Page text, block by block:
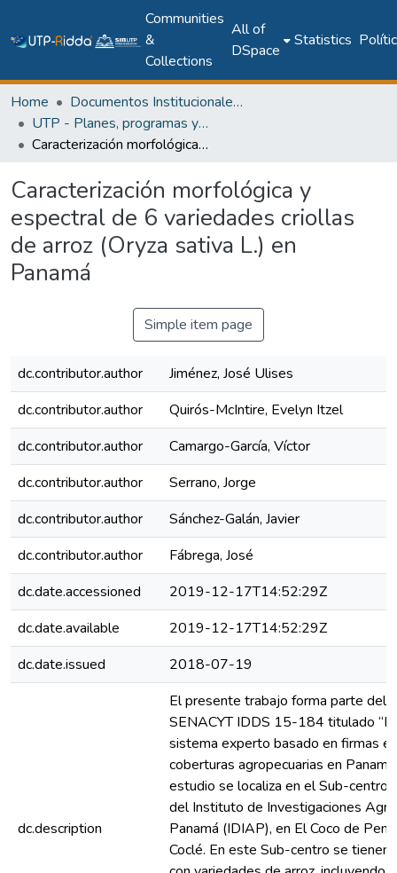
Communities
&
Collections
All of
DSpace
Statistics
Home
Documentos Institucionales y Memoria Universitaria
UTP - Planes, programas y documentos oficiales
Caracterización morfológica y espectral de 6 variedades criollas de arroz (Oryza sativa L.) en Panamá
Caracterización morfológica y
espectral de 6 variedades criollas
de arroz (Oryza sativa L.) en
Panamá
Simple item page
dc.contributor.author
Jiménez, José Ulises
dc.contributor.author
Quirós-McIntire, Evelyn Itzel
dc.contributor.author
Camargo-García, Víctor
dc.contributor.author
Serrano, Jorge
dc.contributor.author
Sánchez-Galán, Javier
dc.contributor.author
Fábrega, José
dc.date.accessioned
2019-12-17T14:52:29Z
dc.date.available
2019-12-17T14:52:29Z
dc.date.issued
2018-07-19
dc.description
El presente trabajo forma parte del
SENACYT IDDS 15-184 titulado
sistema experto basado en firmas
coberturas agropecuarias en
estudio se localiza en el Sub-centro
del Instituto de Investigaciones
Panamá (IDIAP), en El Coco de
Coclé. En este Sub-centro se tienen